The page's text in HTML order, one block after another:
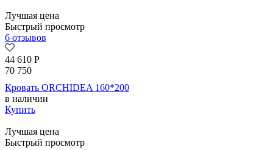
Лучшая цена
Быстрый просмотр
6 отзывов
44 610 Р
70 750
Кровать ORCHIDEA 160*200
в наличии
Купить
Лучшая цена
Быстрый просмотр